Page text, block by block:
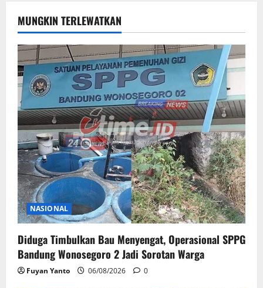
MUNGKIN TERLEWATKAN
NASIONAL
Diduga Timbulkan Bau Menyengat, Operasional SPPG
Bandung Wonosegoro 2 Jadi Sorotan Warga
Fuyan Yanto 06/08/2026 0